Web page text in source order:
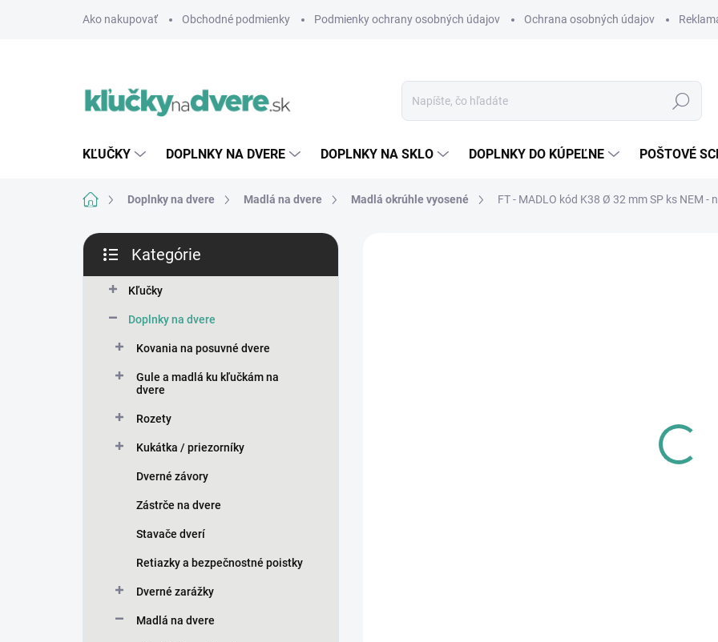
Ako nakupovať Obchodné podmienky Podmienky ochrany osobných údajov Ochrana osobných údajov
Hľadať
KĽUČKY DOPLNKY NA DVERE DOPLNKY NA SKLO DOPLNKY DO KÚPEĽNE POŠTOVÉ
DomovDoplnky na dvere Madlá na dvere Madlá okrúhle vyosené FT - MADLO kód K38 Ø 32 mm SP ks NEM -
B
č
kategórie
Kategórie
Kľučky
Doplnky na dvere
Kovania na posuvné dvere
Gule a madlá ku kľučkám na
dvere
Rozety
Kukátka / priezorníky
Dverné závory
Zástrče na dvere
Stavače dverí
Retiazky a bezpečnostné poistky
Dverné zarážky
Madlá na dvere